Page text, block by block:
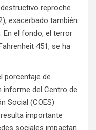
reproche
exacerbado también
En el fondo, el terror
451, se ha
porcentaje de
informe del Centro de
Social (COES)
importante
sociales impactan